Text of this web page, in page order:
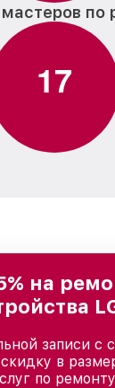
по
17
на
записи с
в
по ремонту